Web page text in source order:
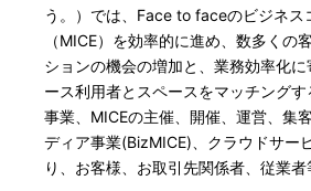
う。）では、Face to faceのビジネス
（MICE）を効率的に進め、数多くの
ションの機会の増加と、業務効率化
ース利用者とスペースをマッチング
事業、MICEの主催、開催、運営、集
ディア事業(BizMICE)、クラウドサー
り、お客様、お取引先関係者、従業